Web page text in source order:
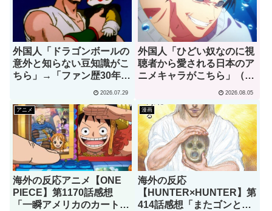
外国人「ドラゴンボールの
意外と知らない豆知識がこ
ちら」→「ファン歴30年で
2026.07.29
外国人「ひどい奴なのに視
聴者から愛される日本のア
ニメキャラがこちら」（海
2026.08.05
アニメ
海外の反応アニメ【ONE
PIECE】第1170話感想
「一瞬アメリカのカートゥ
漫画
海外の反応
【HUNTER×HUNTER】第
414話感想「またゴンとキ